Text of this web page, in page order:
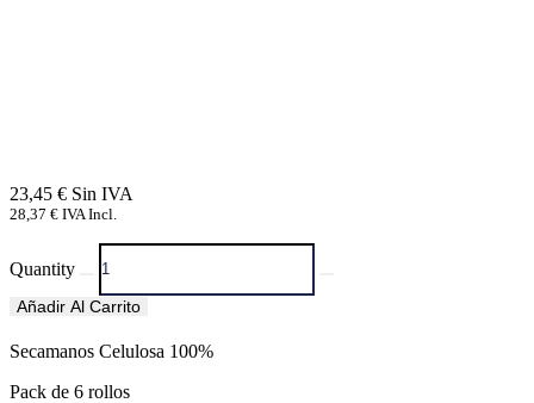
23,45 €
28,37 € IVA Incl.
Quantity
Añadir Al Carrito
Secamanos Celulosa 100%
Pack de 6 rollos